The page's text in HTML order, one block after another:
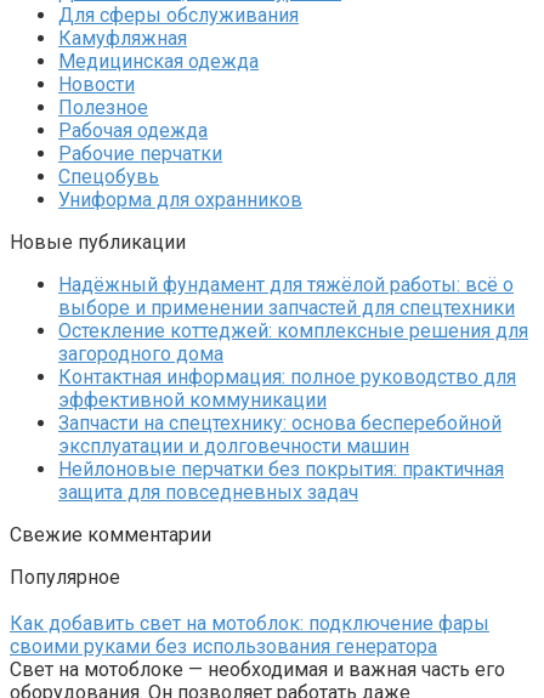
Для сферы обслуживания
Камуфляжная
Медицинская одежда
Новости
Полезное
Рабочая одежда
Рабочие перчатки
Спецобувь
Униформа для охранников
Новые публикации
Надёжный фундамент для тяжёлой работы: всё о
выборе и применении запчастей для спецтехники
Остекление коттеджей: комплексные решения для
загородного дома
Контактная информация: полное руководство для
эффективной коммуникации
Запчасти на спецтехнику: основа бесперебойной
эксплуатации и долговечности машин
Нейлоновые перчатки без покрытия: практичная
защита для повседневных задач
Свежие комментарии
Популярное
Как добавить свет на мотоблок: подключение фары
своими руками без использования генератора
Свет на мотоблоке — необходимая и важная часть его
оборудования. Он позволяет работать даже